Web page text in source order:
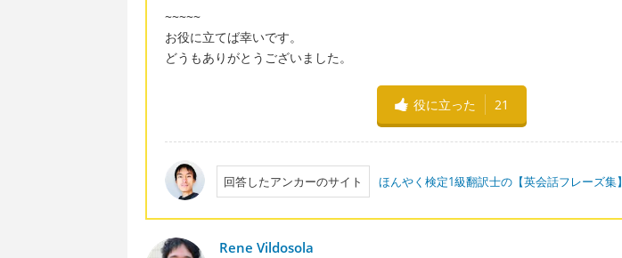
~~~~~
お役に立てば幸いです。
どうもありがとうございました。
役に立った 21
回答したアンカーのサイト ほんやく検定1級翻訳士の【英会話フレーズ集】
Rene Vildosola